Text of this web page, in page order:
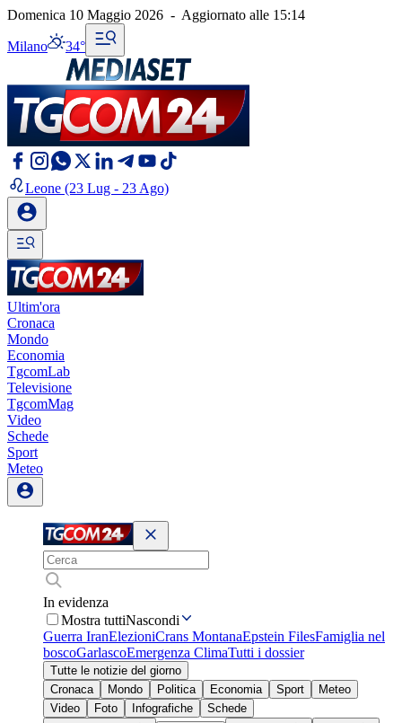
Domenica 10 Maggio 2026 - Aggiornato alle 15:14
Milano 34°
Leone (23 Lug - 23 Ago)
Ultim'ora
Cronaca
Mondo
Economia
TgcomLab
Televisione
TgcomMag
Video
Schede
Sport
Meteo
In evidenza
Mostra tuttiNascondi
Guerra IranElezioniCrans MontanaEpstein FilesFamiglia nel
boscoGarlascoEmergenza ClimaTutti i dossier
Tutte le notizie del giorno
Cronaca
Mondo Politica Economia Sport
Meteo
Video
Foto Infografiche
Schede